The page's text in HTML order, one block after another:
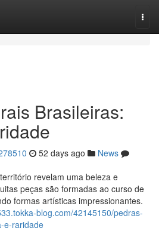
Brasileiras:
52 days ago
News
revelam uma beleza e
peças são formadas ao curso de
formas artísticas impressionantes.
blog.com/42145150/pedras-
e-raridade